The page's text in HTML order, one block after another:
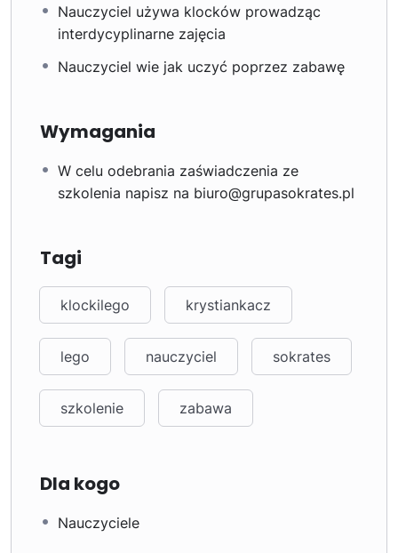
Nauczyciel używa klocków prowadząc
interdycyplinarne zajęcia
Nauczyciel wie jak uczyć poprzez zabawę
Wymagania
W celu odebrania zaświadczenia ze
szkolenia napisz na biuro@grupasokrates.pl
Tagi
klockilego krystiankacz
lego nauczyciel sokrates
szkolenie zabawa
Dla kogo
Nauczyciele